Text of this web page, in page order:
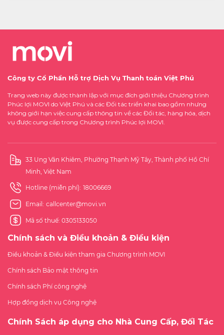
Công ty Cổ Phần Hỗ trợ Dịch Vụ Thanh toán Việt Phú
Trang web này được thành lập với mục đích giới thiệu Chương trình
Phúc lợi MOVI do Việt Phú và các Đối tác triển khai bao gồm nhưng
không giới hạn việc cung cấp thông tin về các Đối tác, hàng hóa, dịch
vụ được cung cấp trong Chương trình Phúc lợi MOVI.
33 Ung Văn Khiêm, Phường Thạnh Mỹ Tây, Thành phố Hồ Chí
Minh, Việt Nam
Hotline (miễn phí): 18006669
Email: callcenter@movi.vn
Mã số thuế: 0305133050
Chính sách và Điều khoản & Điều kiện
Điều khoản & Điều kiện tham gia Chương trình MOVI
Chính sách Bảo mật thông tin
Chính sách Phí công nghệ
Hợp đồng dịch vụ Công nghệ
Chính Sách áp dụng cho Nhà Cung Cấp, Đối Tác